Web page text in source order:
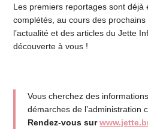
Les premiers reportages sont déjà
complétés, au cours des
l’actualité et des articles du Jette
découverte à vous !
Vous cherchez des
démarches de l’administration
Rendez-vous sur